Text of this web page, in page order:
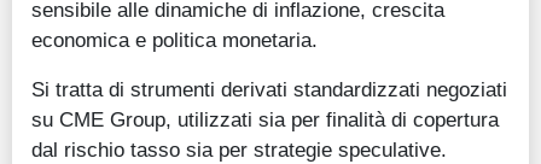
sensibile alle dinamiche di inflazione, crescita
economica e politica monetaria.
Si tratta di strumenti derivati standardizzati negoziati
su CME Group, utilizzati sia per finalità di copertura
dal rischio tasso sia per strategie speculative.